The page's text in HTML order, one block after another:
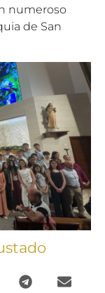
numeroso
de San